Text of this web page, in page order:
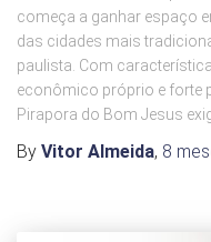
começa a ganhar espaço
das cidades mais
paulista. Com
econômico próprio e forte
Pirapora do Bom Jesus
By Vitor Almeida, 8